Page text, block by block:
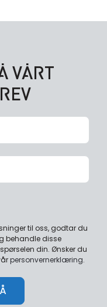
VÅRT
til oss, godtar du
behandle disse
din. Ønsker du
personvernerklæring.